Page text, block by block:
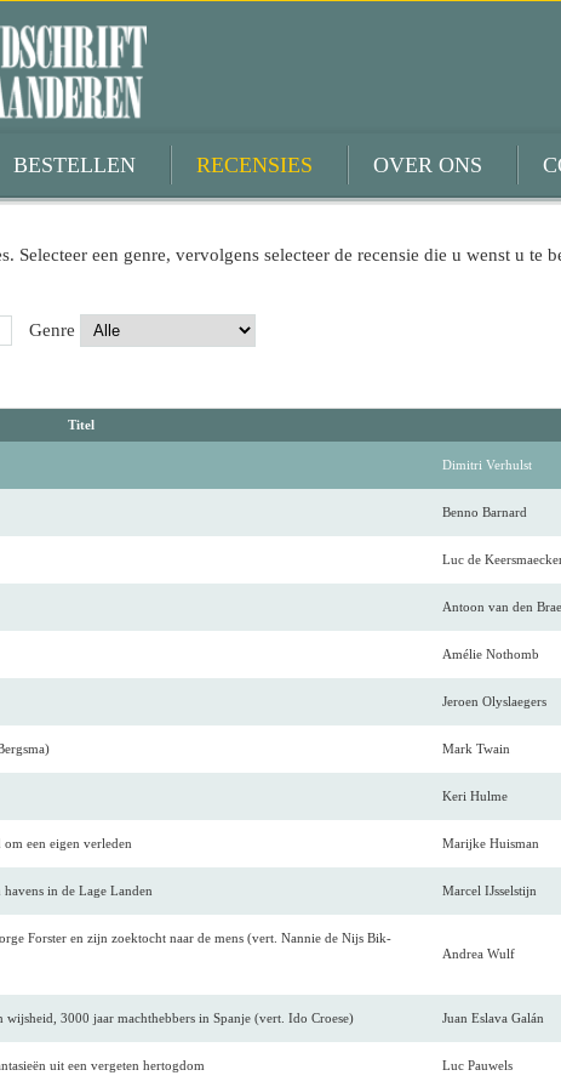
BESTELLEN RECENSIES OVER ONS
Selecteer een genre, vervolgens selecteer de recensie die u wenst u te
Genre
Titel
Dimitri Verhulst
Benno Barnard
Luc de
Antoon van den
Amélie Nothomb
Jeroen Olyslaegers
Mark Twain
Keri Hulme
een eigen verleden Marijke Huisman
in de Lage Landen Marcel IJsselstijn
Forster en zijn zoektocht naar de mens (vert. Nannie de Nijs Bik-
Andrea Wulf
wijsheid, 3000 jaar machthebbers in Spanje (vert. Ido Croese) Juan Eslava Galán
uit een vergeten hertogdom Luc Pauwels